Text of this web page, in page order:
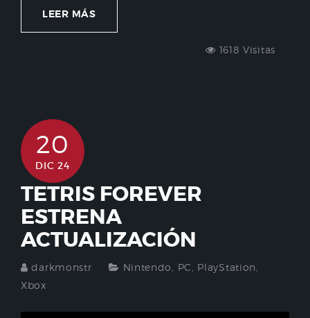
LEER MÁS
1618 Visitas
20
DIC 24
TETRIS FOREVER
ESTRENA
ACTUALIZACIÓN
darkmonstr Nintendo PC PlayStation
Xbox